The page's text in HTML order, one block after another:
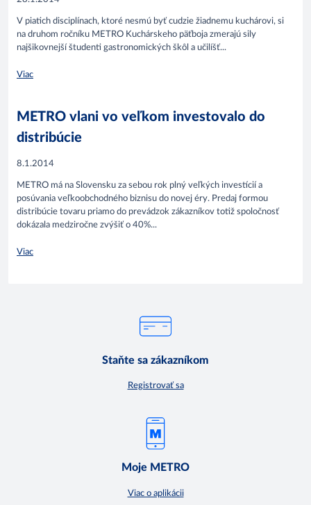
V piatich disciplínach, ktoré nesmú byť cudzie žiadnemu kuchárovi, si
na druhom ročníku METRO Kuchárskeho päťboja zmerajú sily
najšikovnejší študenti gastronomických škôl a učilíšť...
Viac
METRO vlani vo veľkom investovalo do
distribúcie
8.1.2014
METRO má na Slovensku za sebou rok plný veľkých investícií a
posúvania veľkoobchodného biznisu do novej éry. Predaj formou
distribúcie tovaru priamo do prevádzok zákazníkov totiž spoločnosť
dokázala medziročne zvýšiť o 40%...
Viac
Staňte sa zákazníkom
Registrovať sa
Moje METRO
Viac o aplikácii